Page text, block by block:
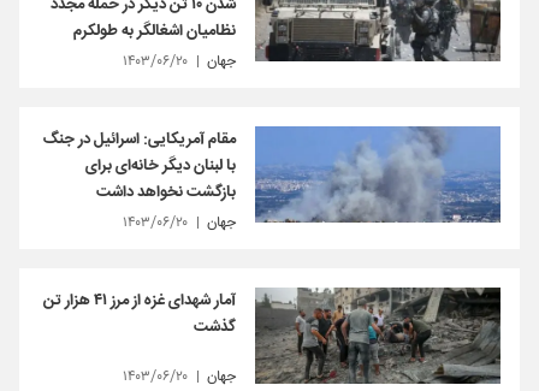
نظامیان اشغالگر به طولکرم
جهان ۱۴۰۳/۰۶/۲۰
مقام آمریکایی: اسرائیل در جنگ
با لبنان دیگر خانه‌ای برای
بازگشت نخواهد داشت
جهان ۱۴۰۳/۰۶/۲۰
آمار شهدای غزه از مرز ۴۱ هزار تن
گذشت
جهان ۱۴۰۳/۰۶/۲۰